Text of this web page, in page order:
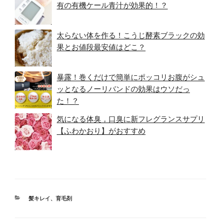
有の有機ケール青汁が効果的！？
太らない体を作る！こうじ酵素ブラックの効
果とお値段最安値はどこ？
暴露！巻くだけで簡単にポッコリお腹がシュ
ッとなるノーリバンドの効果はウソだっ
た！？
気になる体臭，口臭に新フレグランスサプリ
【ふわかおり】がおすすめ
カ
髪キレイ、育毛剤